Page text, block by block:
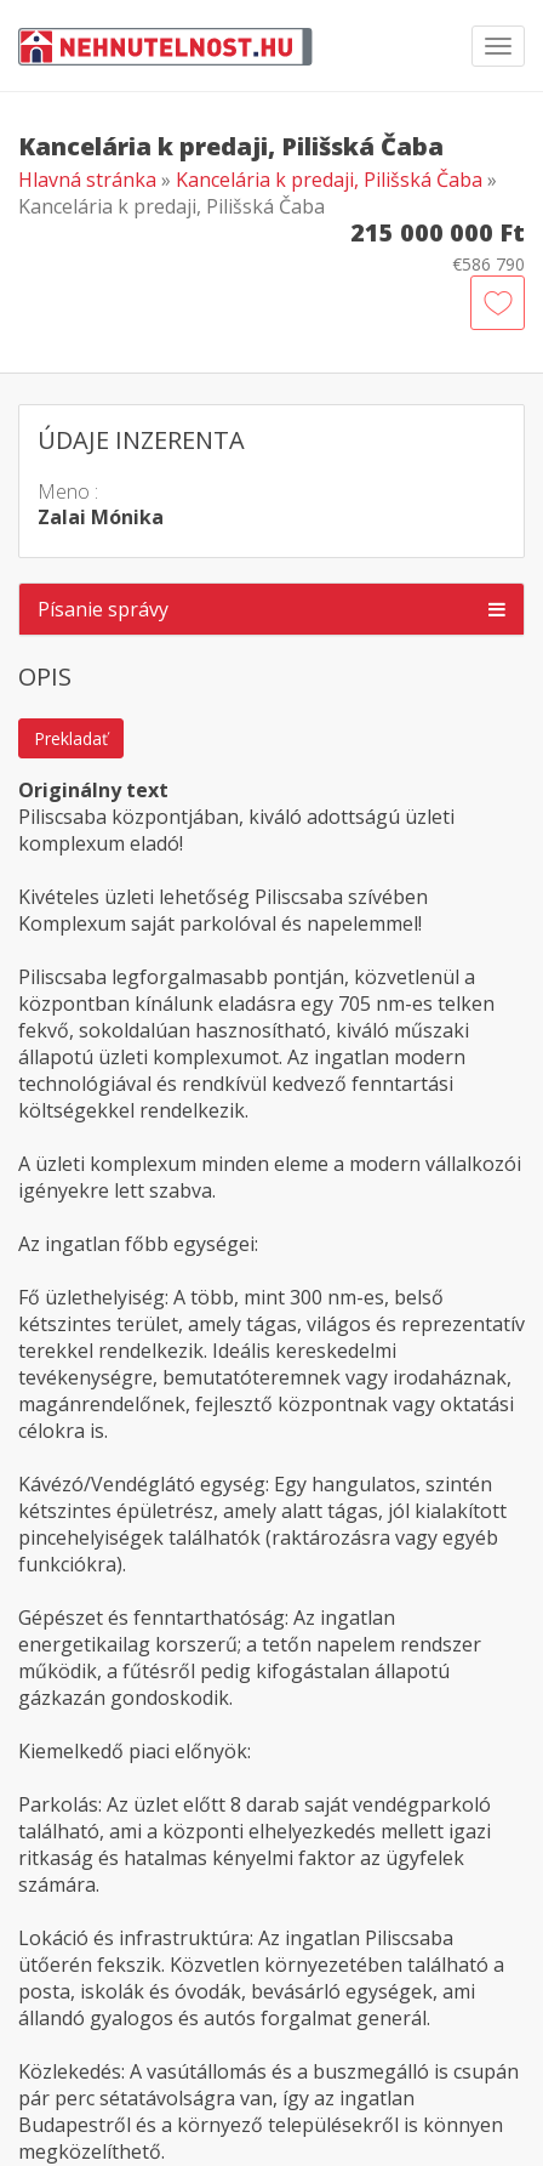
Kancelária k predaji, Pilišská Čaba
Hlavná stránka » Kancelária k predaji, Pilišská Čaba »
Kancelária k predaji, Pilišská Čaba
215 000 000 Ft
€586 790
ÚDAJE INZERENTA
Meno :
Zalai Mónika
Písanie správy
OPIS
Prekladať
Originálny text
Piliscsaba központjában, kiváló adottságú üzleti
komplexum eladó!
Kivételes üzleti lehetőség Piliscsaba szívében
Komplexum saját parkolóval és napelemmel!
Piliscsaba legforgalmasabb pontján, közvetlenül a
központban kínálunk eladásra egy 705 nm-es telken
fekvő, sokoldalúan hasznosítható, kiváló műszaki
állapotú üzleti komplexumot. Az ingatlan modern
technológiával és rendkívül kedvező fenntartási
költségekkel rendelkezik.
A üzleti komplexum minden eleme a modern vállalkozói
igényekre lett szabva.
Az ingatlan főbb egységei:
Fő üzlethelyiség: A több, mint 300 nm-es, belső
kétszintes terület, amely tágas, világos és reprezentatív
terekkel rendelkezik. Ideális kereskedelmi
tevékenységre, bemutatóteremnek vagy irodaháznak,
magánrendelőnek, fejlesztő központnak vagy oktatási
célokra is.
Kávézó/Vendéglátó egység: Egy hangulatos, szintén
kétszintes épületrész, amely alatt tágas, jól kialakított
pincehelyiségek találhatók (raktározásra vagy egyéb
funkciókra).
Gépészet és fenntarthatóság: Az ingatlan
energetikailag korszerű; a tetőn napelem rendszer
működik, a fűtésről pedig kifogástalan állapotú
gázkazán gondoskodik.
Kiemelkedő piaci előnyök:
Parkolás: Az üzlet előtt 8 darab saját vendégparkoló
található, ami a központi elhelyezkedés mellett igazi
ritkaság és hatalmas kényelmi faktor az ügyfelek
számára.
Lokáció és infrastruktúra: Az ingatlan Piliscsaba
ütőerén fekszik. Közvetlen környezetében található a
posta, iskolák és óvodák, bevásárló egységek, ami
állandó gyalogos és autós forgalmat generál.
Közlekedés: A vasútállomás és a buszmegálló is csupán
pár perc sétatávolságra van, így az ingatlan
Budapestről és a környező településekről is könnyen
megközelíthető.